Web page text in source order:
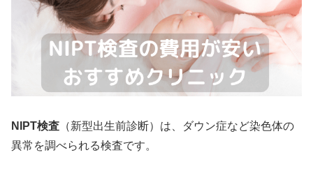
NIPT検査 （新型出生前診断）は、ダウン症など染色体の
異常を調べられる検査です。